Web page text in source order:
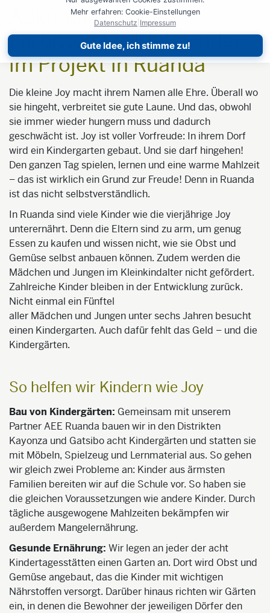
Mehr erfahren: Cookie-Einstellungen
Datenschutz Impressum
Gute Idee, ich stimme zu!
Abkündigung und
Fürbitten für Kleinkinder
im Projekt in Ruanda
Die kleine Joy macht ihrem Namen alle Ehre. Überall wo
sie hingeht, verbreitet sie gute Laune. Und das, obwohl
sie immer wieder hungern muss und dadurch
geschwächt ist. Joy ist voller Vorfreude: In ihrem Dorf
wird ein Kindergarten gebaut. Und sie darf hingehen!
Den ganzen Tag spielen, lernen und eine warme Mahlzeit
– das ist wirklich ein Grund zur Freude! Denn in Ruanda
ist das nicht selbstverständlich.
In Ruanda sind viele Kinder wie die vierjährige Joy
unterernährt. Denn die Eltern sind zu arm, um genug
Essen zu kaufen und wissen nicht, wie sie Obst und
Gemüse selbst anbauen können. Zudem werden die
Mädchen und Jungen im Kleinkindalter nicht gefördert.
Zahlreiche Kinder bleiben in der Entwicklung zurück.
Nicht einmal ein Fünftel
aller Mädchen und Jungen unter sechs Jahren besucht
einen Kindergarten. Auch dafür fehlt das Geld – und die
Kindergärten.
So helfen wir Kindern wie Joy
Bau von Kindergärten: Gemeinsam mit unserem
Partner AEE Ruanda bauen wir in den Distrikten
Kayonza und Gatsibo acht Kindergärten und statten sie
mit Möbeln, Spielzeug und Lernmaterial aus. So gehen
wir gleich zwei Probleme an: Kinder aus ärmsten
Familien bereiten wir auf die Schule vor. So haben sie
die gleichen Voraussetzungen wie andere Kinder. Durch
tägliche ausgewogene Mahlzeiten bekämpfen wir
außerdem Mangelernährung.
Gesunde Ernährung: Wir legen an jeder der acht
Kindertagesstätten einen Garten an. Dort wird Obst und
Gemüse angebaut, das die Kinder mit wichtigen
Nährstoffen versorgt. Darüber hinaus richten wir Gärten
ein, in denen die Bewohner der jeweiligen Dörfer den